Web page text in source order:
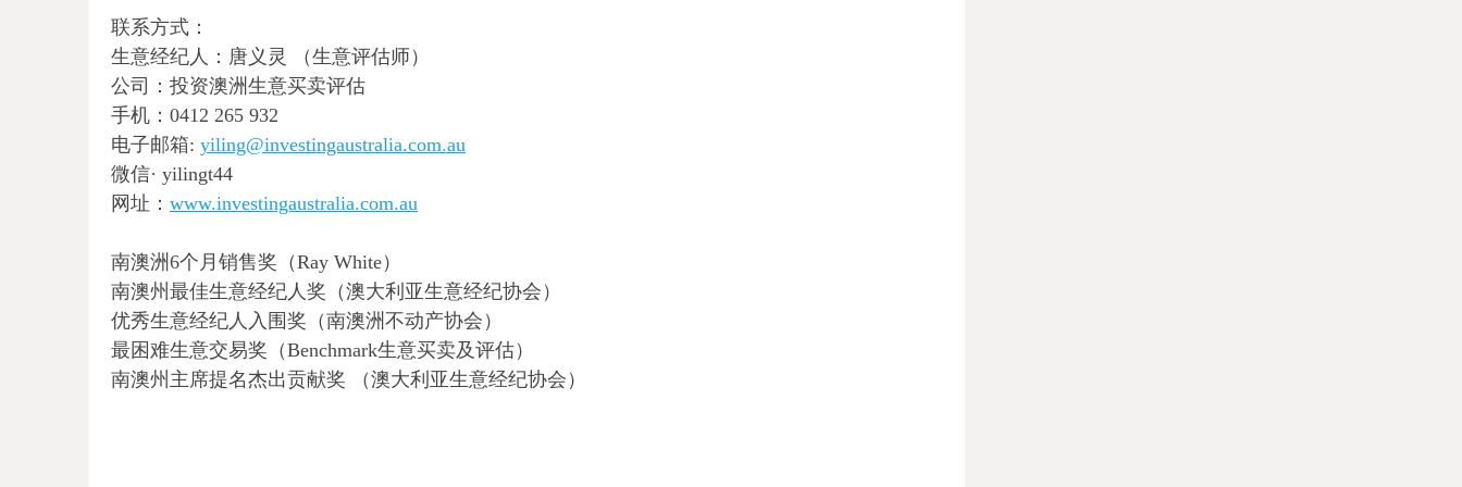
联系方式：
生意经纪人：唐义灵 （生意评估师）
公司：投资澳洲生意买卖评估
手机：0412 265 932
电子邮箱: yiling@investingaustralia.com.au
微信· yilingt44
网址： www.investingaustralia.com.au
南澳洲6个月销售奖（Ray White）
南澳州最佳生意经纪人奖（澳大利亚生意经纪协会）
优秀生意经纪人入围奖（南澳洲不动产协会）
最困难生意交易奖（Benchmark生意买卖及评估）
南澳州主席提名杰出贡献奖 （澳大利亚生意经纪协会）